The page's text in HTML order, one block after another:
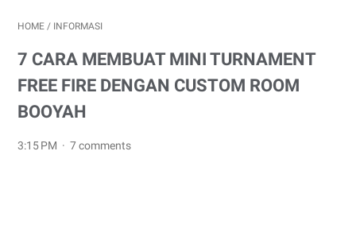
HOME / INFORMASI
7 CARA MEMBUAT MINI TURNAMENT
FREE FIRE DENGAN CUSTOM ROOM
BOOYAH
3:15 PM 7 comments